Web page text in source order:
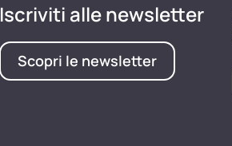
Iscriviti alle newsletter
Scopri le newsletter